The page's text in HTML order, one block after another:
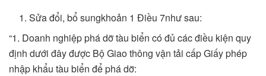
Sửa đổi, bổ sungkhoản 1 Điều 7như sau:
“1. Doanh nghiệp phá dỡ tàu biển có đủ các điều kiện quy
định dưới đây được Bộ Giao thông vận tải cấp Giấy phép
nhập khẩu tàu biển để phá dỡ: